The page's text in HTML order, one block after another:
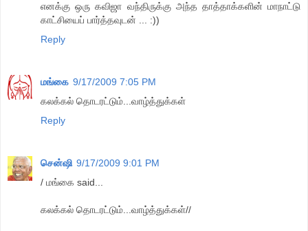
எனக்கு ஒரு கவிஜா வந்திருக்கு அந்த தாத்தாக்களின் மாநாட்டு
காட்சியைப் பார்த்தவுடன் ... :))
Reply
மங்கை 9/17/2009 7:05 PM
கலக்கல் தொடரட்டும்...வாழ்த்துக்கள்
Reply
சென்ஷி 9/17/2009 9:01 PM
/ மங்கை said...
கலக்கல் தொடரட்டும்...வாழ்த்துக்கள்//